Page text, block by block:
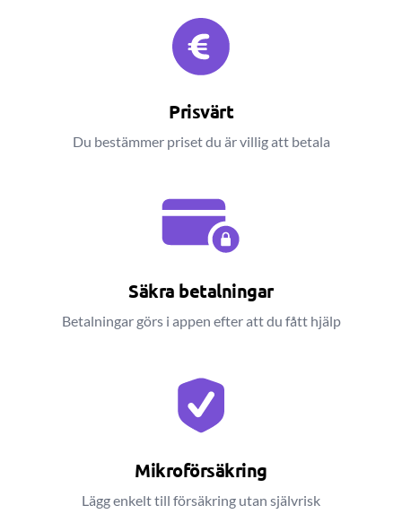
Prisvärt
Du bestämmer priset du är villig att betala
Säkra betalningar
Betalningar görs i appen efter att du fått hjälp
Mikroförsäkring
Lägg enkelt till försäkring utan självrisk